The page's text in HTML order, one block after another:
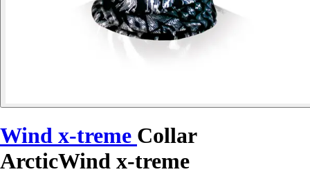
Wind x-treme Collar
ArcticWind x-treme